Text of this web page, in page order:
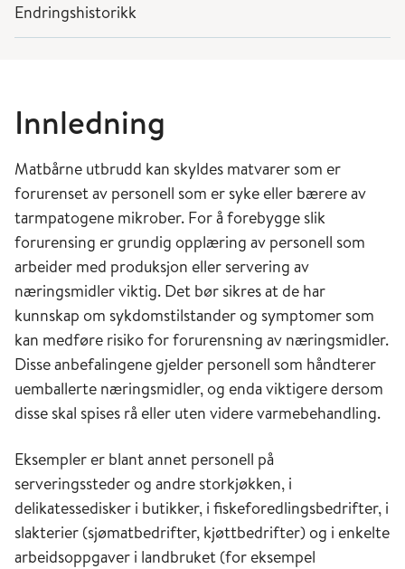
Endringshistorikk
Innledning
Matbårne utbrudd kan skyldes matvarer som er
forurenset av personell som er syke eller bærere av
tarmpatogene mikrober. For å forebygge slik
forurensing er grundig opplæring av personell som
arbeider med produksjon eller servering av
næringsmidler viktig. Det bør sikres at de har
kunnskap om sykdomstilstander og symptomer som
kan medføre risiko for forurensning av næringsmidler.
Disse anbefalingene gjelder personell som håndterer
uemballerte næringsmidler, og enda viktigere dersom
disse skal spises rå eller uten videre varmebehandling.
Eksempler er blant annet personell på
serveringssteder og andre storkjøkken, i
delikatessedisker i butikker, i fiskeforedlingsbedrifter, i
slakterier (sjømatbedrifter, kjøttbedrifter) og i enkelte
arbeidsoppgaver i landbruket (for eksempel